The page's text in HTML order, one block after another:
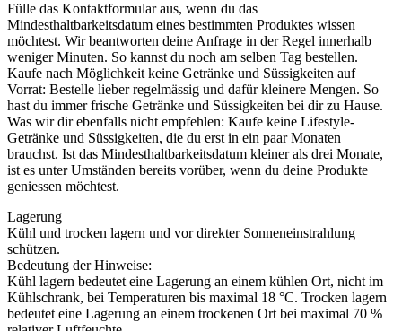
Fülle das Kontaktformular aus, wenn du das
Mindesthaltbarkeitsdatum eines bestimmten Produktes wissen
möchtest. Wir beantworten deine Anfrage in der Regel innerhalb
weniger Minuten. So kannst du noch am selben Tag bestellen.
Kaufe nach Möglichkeit keine Getränke und Süssigkeiten auf
Vorrat: Bestelle lieber regelmässig und dafür kleinere Mengen. So
hast du immer frische Getränke und Süssigkeiten bei dir zu Hause.
Was wir dir ebenfalls nicht empfehlen: Kaufe keine Lifestyle-
Getränke und Süssigkeiten, die du erst in ein paar Monaten
brauchst. Ist das Mindesthaltbarkeitsdatum kleiner als drei Monate,
ist es unter Umständen bereits vorüber, wenn du deine Produkte
geniessen möchtest.
Lagerung
Kühl und trocken lagern und vor direkter Sonneneinstrahlung
schützen.
Bedeutung der Hinweise:
Kühl lagern bedeutet eine Lagerung an einem kühlen Ort, nicht im
Kühlschrank, bei Temperaturen bis maximal 18 °C. Trocken lagern
bedeutet eine Lagerung an einem trockenen Ort bei maximal 70 %